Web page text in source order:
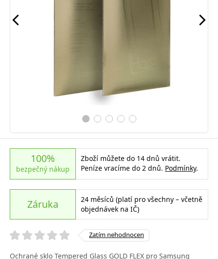
100%
bezpečný nákup
Zboží můžete do 14 dnů vrátit.
Peníze vracíme do 2 dnů. Podmínky.
Záruka
24 měsíců (platí pro všechny – včetně
objednávek na IČ)
Zatím nehodnocen
Ochrané sklo Tempered Glass GOLD FLEX pro Samsung